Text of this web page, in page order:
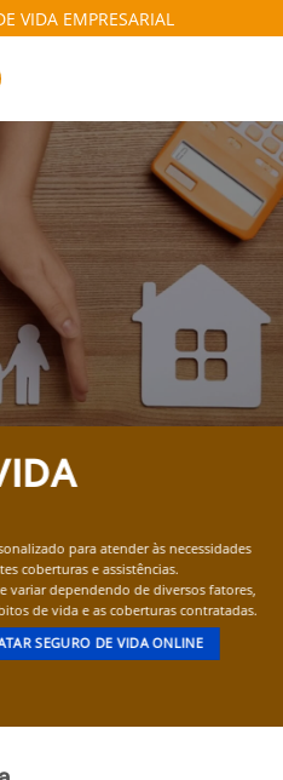
VIDA EMPRESARIAL
para atender às necessidades
coberturas e assistências.
variar dependendo de diversos fatores,
de vida e as coberturas contratadas.
SEGURO DE VIDA ONLINE